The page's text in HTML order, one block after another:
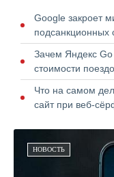
Google закроет
подсанкционных
Зачем Яндекс Go
стоимости
Что на самом
сайт при веб-
НОВОСТЬ